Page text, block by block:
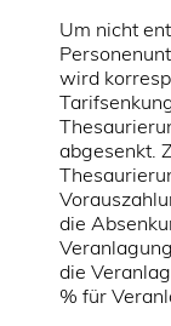
Um nicht
wird
abgesenkt.
die
die
% für